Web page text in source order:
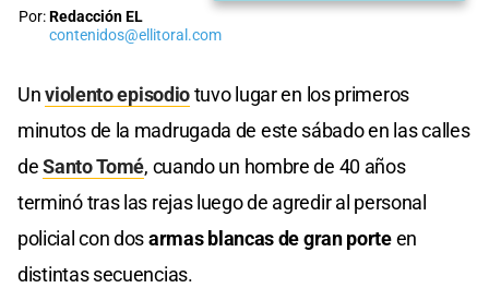
Por:Redacción EL
contenidos@ellitoral.com
Unviolento episodiotuvo lugar en los primeros
minutos de la madrugada de este sábado en las calles
deSanto Tomé, cuando un hombre de 40 años
terminó tras las rejas luego de agredir al personal
policial con dosarmas blancas de gran porteen
distintas secuencias.